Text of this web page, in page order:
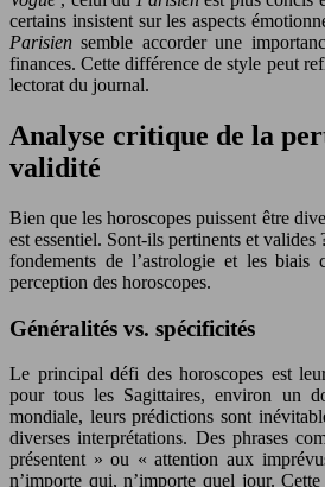
certains insistent sur les aspects
Parisiensemble accorder une
finances. Cette différence de style peut
lectorat du journal.
Analyse critique de la
validité
Bien que les horoscopes puissent être
est essentiel. Sont-ils pertinents et valides
fondements de l’astrologie et les biais
perception des horoscopes.
Généralités vs. spécificités
Le principal défi des horoscopes est
pour tous les Sagittaires, environ un
mondiale, leurs prédictions sont
diverses interprétations. Des phrases
présentent » ou « attention aux
n’importe qui, n’importe quel jour.